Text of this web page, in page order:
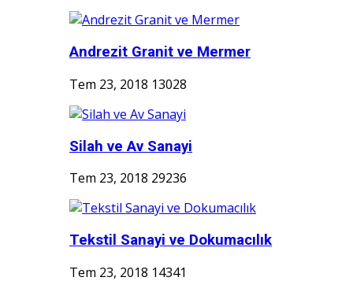
Andrezit Granit ve Mermer
Tem 23, 2018 13028
Silah ve Av Sanayi
Tem 23, 2018 29236
Tekstil Sanayi ve Dokumacılık
Tem 23, 2018 14341